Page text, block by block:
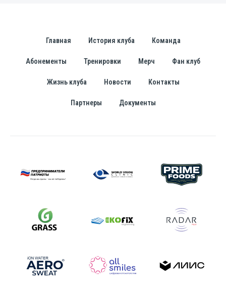
Главная История клуба Команда
Абонементы Тренировки Мерч Фан клуб
Жизнь клуба Новости Контакты
Партнеры Документы